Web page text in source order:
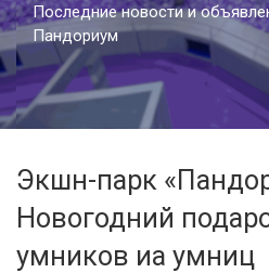
Последние новости и
Пандориум
Экшн-парк
Новогодний
умников иa умниц